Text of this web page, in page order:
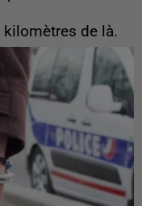
kilomètres de là.